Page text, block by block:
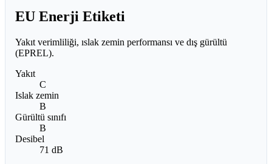
EU Enerji Etiketi
Yakıt verimliliği, ıslak zemin performansı ve dış gürültü
(EPREL).
Yakıt
C
Islak zemin
B
Gürültü sınıfı
B
Desibel
71 dB